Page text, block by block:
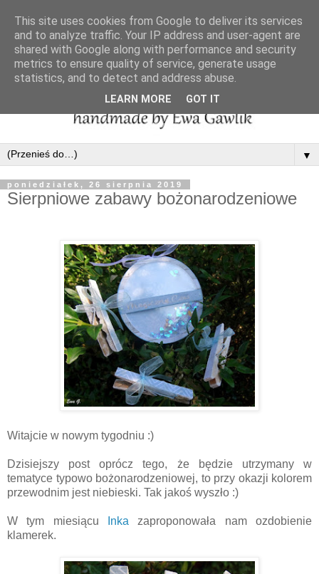
▼
poniedziałek, 26 sierpnia 2019
Sierpniowe zabawy bożonarodzeniowe
Witajcie w nowym tygodniu :)
Dzisiejszy post oprócz tego, że będzie utrzymany w
tematyce typowo bożonarodzeniowej, to przy okazji kolorem
przewodnim jest niebieski. Tak jakoś wyszło :)
W tym miesiącu Inka zaproponowała nam ozdobienie
klamerek.
This site uses cookies from Google to deliver its services
and to analyze traffic. Your IP address and user-agent are
shared with Google along with performance and security
metrics to ensure quality of service, generate usage
statistics, and to detect and address abuse.
LEARN MORE GOT IT